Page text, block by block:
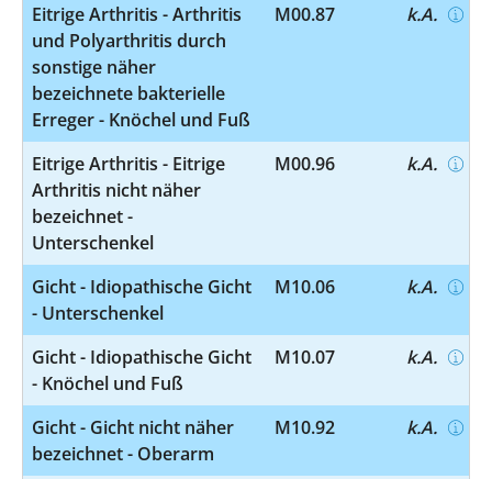
Eitrige Arthritis - Arthritis
und Polyarthritis durch
sonstige näher
bezeichnete bakterielle
Erreger - Knöchel und Fuß
M00.87 k.A.
Eitrige Arthritis - Eitrige
Arthritis nicht näher
bezeichnet -
Unterschenkel
M00.96 k.A.
Gicht - Idiopathische Gicht
- Unterschenkel
M10.06 k.A.
Gicht - Idiopathische Gicht
- Knöchel und Fuß
M10.07 k.A.
Gicht - Gicht nicht näher
bezeichnet - Oberarm
M10.92 k.A.